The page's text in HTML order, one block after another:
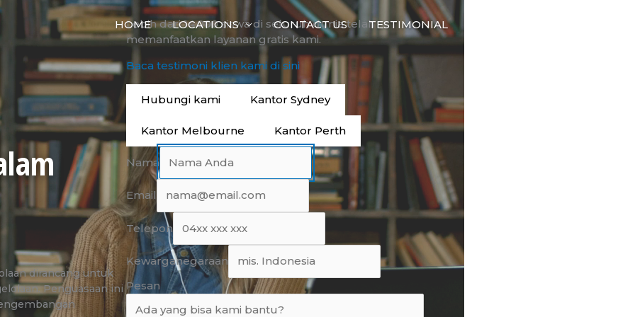
HOME LOCATIONS CONTACT US TESTIMONIAL
dirancang untuk
Penguasaan ini
Lebih dari 14.000 siswa di seluruh dunia telah
memanfaatkan layanan gratis kami.
Baca testimoni klien kami di sini
Hubungi kami Kantor Sydney
Kantor Melbourne Kantor Perth
Nama
Email
Telepon
Kewarganegaraan
Pesan